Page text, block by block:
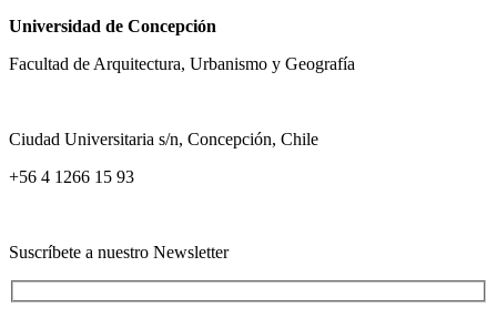
Universidad de Concepción
Facultad de Arquitectura, Urbanismo y Geografía
Ciudad Universitaria s/n, Concepción, Chile
+56 4 1266 15 93
Suscríbete a nuestro Newsletter